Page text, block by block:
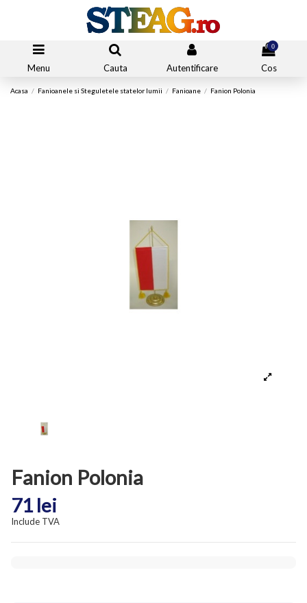
Menu Cauta Autentificare
0
Cos
Acasa Fanioanele si Steguletele statelor lumii Fanioane Fanion Polonia
Fanion Polonia
71 lei
Include TVA